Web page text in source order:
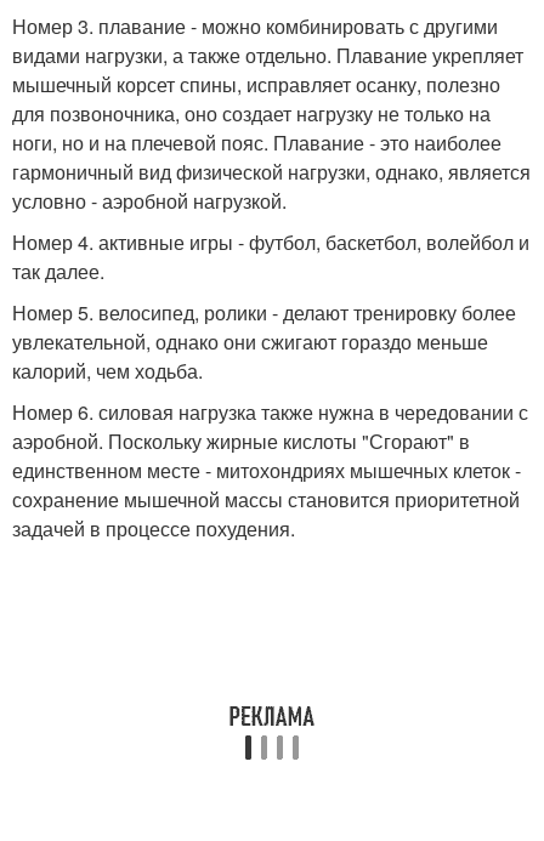
Номер 3. плавание - можно комбинировать с другими
видами нагрузки, а также отдельно. Плавание укрепляет
мышечный корсет спины, исправляет осанку, полезно
для позвоночника, оно создает нагрузку не только на
ноги, но и на плечевой пояс. Плавание - это наиболее
гармоничный вид физической нагрузки, однако, является
условно - аэробной нагрузкой.
Номер 4. активные игры - футбол, баскетбол, волейбол и
так далее.
Номер 5. велосипед, ролики - делают тренировку более
увлекательной, однако они сжигают гораздо меньше
калорий, чем ходьба.
Номер 6. силовая нагрузка также нужна в чередовании с
аэробной. Поскольку жирные кислоты "Сгорают" в
единственном месте - митохондриях мышечных клеток -
сохранение мышечной массы становится приоритетной
задачей в процессе похудения.